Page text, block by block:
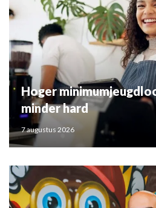
Hoger
minder hard
7 augustus 2026